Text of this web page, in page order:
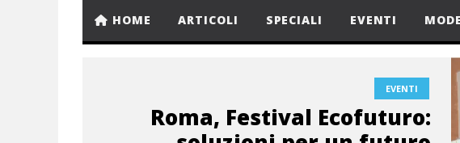
HOME ARTICOLI SPECIALI EVENTI
EVENTI
Roma, Festival Ecofuturo: